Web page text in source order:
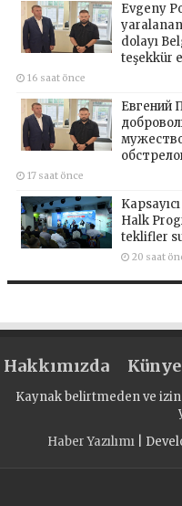
Evgeny
dolayı
teşekkür
16 saat önce
Евгений
17 saat önce
Halk
teklifler
20 saat
Hakkımızda Künye
Kaynak belirtmeden ve
Haber Yazılımı|